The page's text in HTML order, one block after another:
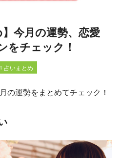
】今月の運勢、恋愛
をチェック！
占いまとめ
の運勢をまとめてチェック！